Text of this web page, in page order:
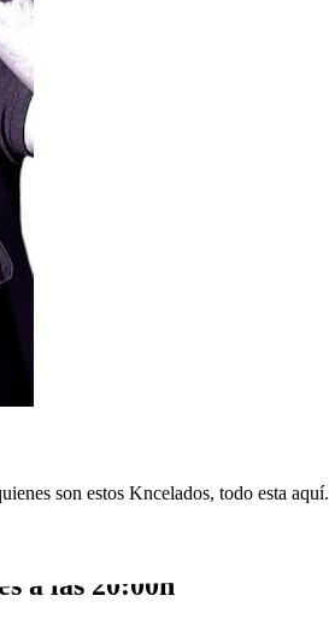
son estos Kncelados, todo esta aquí.
a las 20:00h